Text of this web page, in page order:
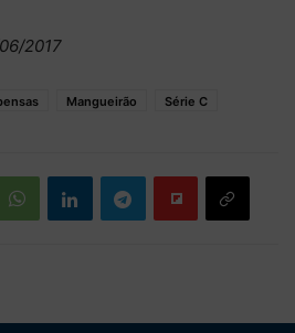
2017
Mangueirão Série C